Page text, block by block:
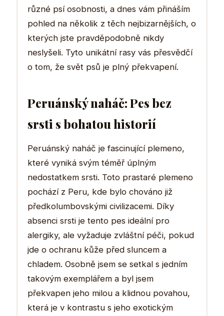
různé psí osobnosti, a dnes vám přináším
pohled na několik z těch nejbizarnějších, o
kterých jste pravděpodobně nikdy
neslyšeli. Tyto unikátní rasy vás přesvědčí
o tom, že svět psů je plný překvapení.
Peruánský naháč: Pes bez
srsti s bohatou historií
Peruánský naháč je fascinující plemeno,
které vyniká svým téměř úplným
nedostatkem srsti. Toto prastaré plemeno
pochází z Peru, kde bylo chováno již
předkolumbovskými civilizacemi. Díky
absenci srsti je tento pes ideální pro
alergiky, ale vyžaduje zvláštní péči, pokud
jde o ochranu kůže před sluncem a
chladem. Osobně jsem se setkal s jedním
takovým exemplářem a byl jsem
překvapen jeho milou a klidnou povahou,
která je v kontrastu s jeho exotickým